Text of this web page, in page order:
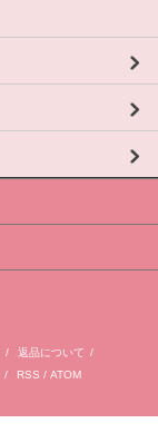
/ 返品について /
/ RSS / ATOM